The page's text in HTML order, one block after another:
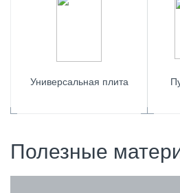
Универсальная плита
Полезные